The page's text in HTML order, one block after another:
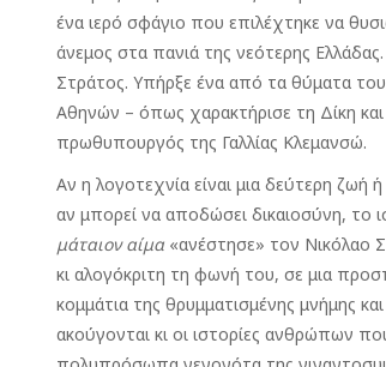
ένα ιερό σφάγιο που επιλέχτηκε να
άνεμος στα πανιά της νεότερης
Στράτος. Υπήρξε ένα από τα θύματα
Αθηνών – όπως χαρακτήρισε τη Δίκη
πρωθυπουργός της Γαλλίας Κλεμανσώ.
Αν η λογοτεχνία είναι μια δεύτερη ζωή ή
αν μπορεί να αποδώσει δικαιοσύνη, το
μάταιον αίμα «ανέστησε» τον Νικόλαο
κι αλογόκριτη τη φωνή του, σε μια
κομμάτια της θρυμματισμένης μνήμης
ακούγονται κι οι ιστορίες ανθρώπων